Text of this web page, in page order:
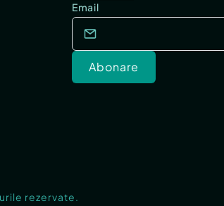
Email
Abonare
rezervate.